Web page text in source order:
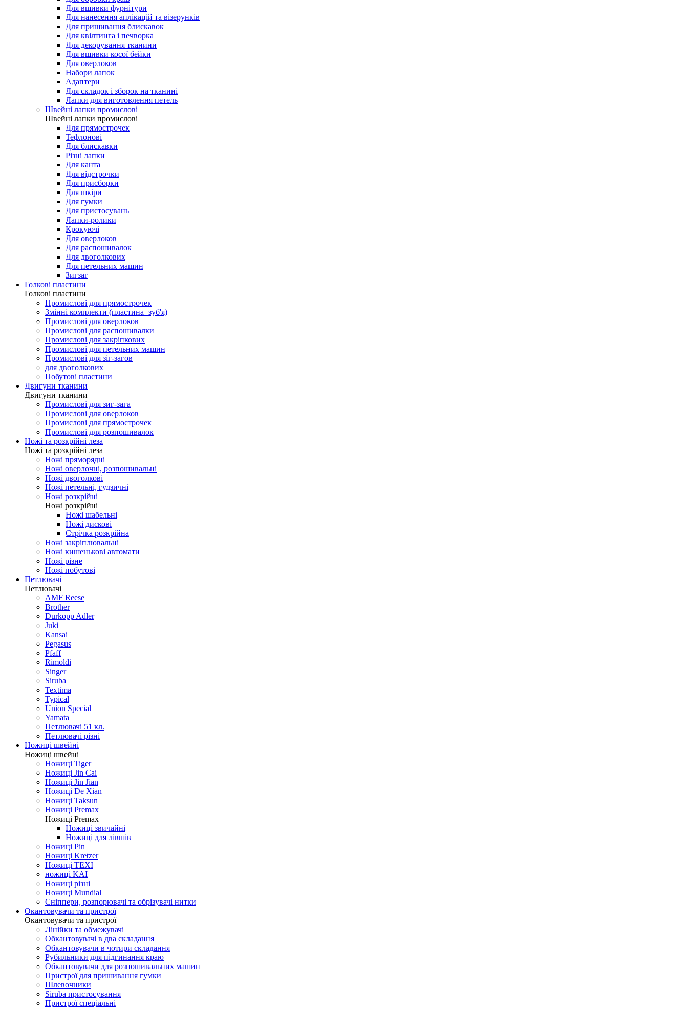
Для вшивки фурнітури
Для нанесення аплікацій та візерунків
Для пришивання блискавок
Для квілтинга і печворка
Для декорування тканини
Для вшивки косої бейки
Для оверлоков
Набори лапок
Адаптери
Для складок і зборок на тканині
Лапки для виготовлення петель
Швейні лапки промислові
Швейні лапки промислові
Для прямострочек
Тефлонові
Для блискавки
Різні лапки
Для канта
Для відстрочки
Для присборки
Для шкіри
Для гумки
Для пристосувань
Лапки-ролики
Крокуючі
Для оверлоков
Для распошивалок
Для двоголкових
Для петельних машин
Зигзаг
Голкові пластини
Голкові пластини
Промислові для прямострочек
Змінні комплекти (пластина+зуб'я)
Промислові для оверлоков
Промислові для распошивалки
Промислові для закріпкових
Промислові для петельних машин
Промислові для зіг-загов
для двоголкових
Побутові пластини
Двигуни тканини
Двигуни тканини
Промислові для зиг-зага
Промислові для оверлоков
Промислові для прямострочек
Промислові для розпошивалок
Ножі та розкрійні леза
Ножі та розкрійні леза
Ножі пряморядні
Ножі оверлочні, розпошивальні
Ножі двоголкові
Ножі петельні, гудзичні
Ножі розкрійні
Ножі розкрійні
Ножі шабельні
Ножі дискові
Стрічка розкрійна
Ножі закріплювальні
Ножі кишенькові автомати
Ножі різне
Ножі побутові
Петлювачі
Петлювачі
AMF Reese
Brother
Durkopp Adler
Juki
Kansai
Pegasus
Pfaff
Rimoldi
Singer
Siruba
Textima
Typical
Union Special
Yamata
Петлювачі 51 кл.
Петлювачі різні
Ножиці швейні
Ножиці швейні
Ножиці Tiger
Ножиці Jin Cai
Ножиці Jin Jian
Ножиці De Xian
Ножиці Taksun
Ножиці Premax
Ножиці Premax
Ножиці звичайні
Ножиці для лівшів
Ножиці Pin
Ножиці Kretzer
Ножиці TEXI
ножиці KAI
Ножиці різні
Ножиці Mundial
Сніппери, розпорювачі та обрізувачі нитки
Окантовувачи та пристрої
Окантовувачи та пристрої
Лінійки та обмежувачі
Обкантовувачі в два складання
Обкантовувачи в чотири складання
Рубильники для підгинання краю
Обкантовувачи для розпошивальних машин
Пристрої для пришивання гумки
Шлевочники
Siruba пристосування
Пристрої спеціальні